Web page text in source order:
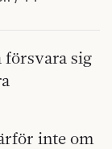
försvara sig
inte om